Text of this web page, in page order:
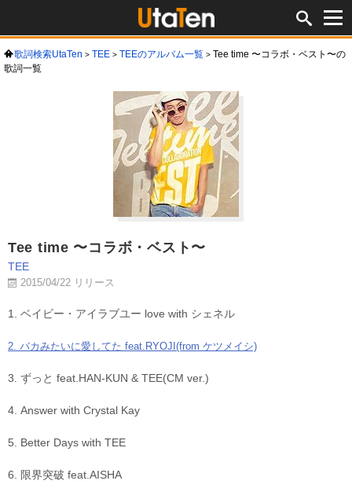
歌詞検索UtaTen TEE TEEのアルバム一覧
Tee time 〜コラボ・ベスト〜の
歌詞一覧
Tee time 〜コラボ・ベスト〜
TEE
2015/04/22 リリース
1. ベイビー・アイラブユー love with シェネル
2. バカみたいに愛してた feat.RYOJI(from ケツメイシ)
3. ずっと feat.HAN-KUN & TEE(CM ver.)
4. Answer with Crystal Kay
5. Better Days with TEE
6. 限界突破 feat.AISHA